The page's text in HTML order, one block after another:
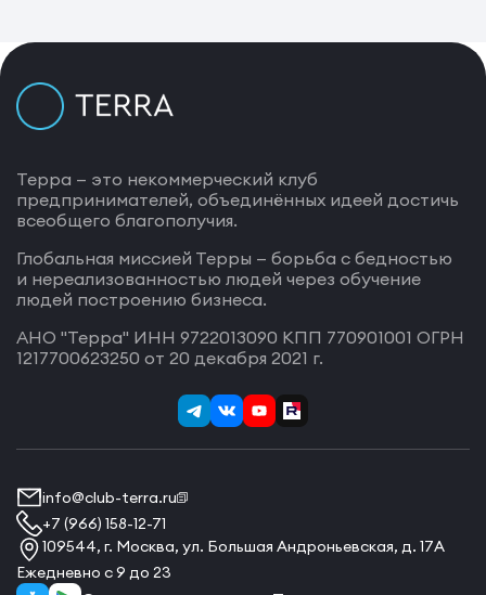
Терра — это некоммерческий клуб
предпринимателей, объединённых идеей достичь
всеобщего благополучия.
Глобальная миссией Терры — борьба с бедностью
и нереализованностью людей через обучение
людей построению бизнеса.
АНО "Терра" ИНН 9722013090 КПП 770901001 ОГРН
1217700623250 от 20 декабря 2021 г.
info@club-terra.ru
+7 (966) 158-12-71
109544, г. Москва, ул. Большая Андроньевская, д. 17А
Ежедневно с 9 до 23